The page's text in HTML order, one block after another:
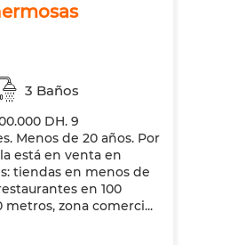
3 Baños
DH. 9
Menos de 20 años. Por
está en venta en
tiendas en menos de
en 100
zona comerci...